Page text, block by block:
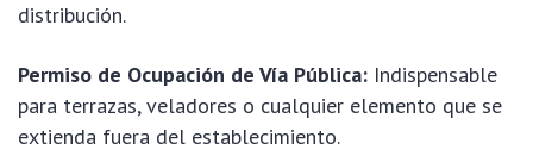
distribución.
Permiso de Ocupación de Vía Pública: Indispensable
para terrazas, veladores o cualquier elemento que se
extienda fuera del establecimiento.